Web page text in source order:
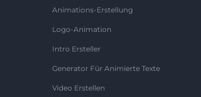
Animations-Erstellung
Logo-Animation
Intro Ersteller
Generator Für Animierte Texte
Video Erstellen